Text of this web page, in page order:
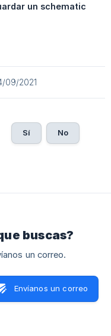
un schematic
09/2021
Sí No
buscas?
un correo.
Envíanos un correo